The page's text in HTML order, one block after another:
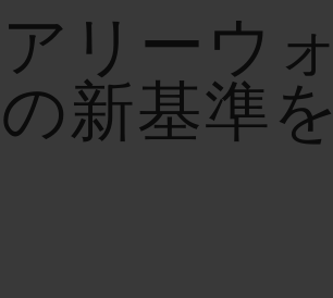
リーウ
新基準